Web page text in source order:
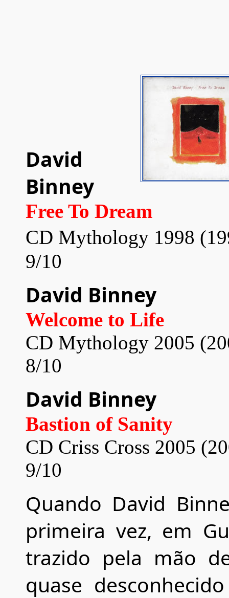
David
Binney
Free To Dream
CD Mythology 1998
9/10
David Binney
Welcome to Life
CD Mythology 2005
8/10
David Binney
Bastion of Sanity
CD Criss Cross 2005
9/10
Quando David
primeira vez, em
trazido pela mão
quase